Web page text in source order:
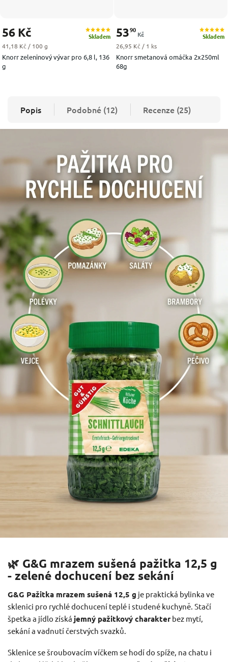
Knorr zeleninový vývar pro 6,8 l, 136
g
Skladem
56 Kč
Měrná cena:
41,18 Kč / 100 g
Knorr smetanová omáčka 2x250ml
68g
Skladem
5390
Kč
Měrná cena:
26,95 Kč / 1 ks
Popis Podobné (12) Recenze (25)
🌿 G&G mrazem sušená pažitka 12,5 g
- zelené dochucení bez sekání
G&G Pažitka mrazem sušená 12,5 g je praktická bylinka ve
sklenici pro rychlé dochucení teplé i studené kuchyně. Stačí
špetka a jídlo získá jemný pažitkový charakter bez mytí,
sekání a vadnutí čerstvých svazků.
Sklenice se šroubovacím víčkem se hodí do spíže, na chatu i